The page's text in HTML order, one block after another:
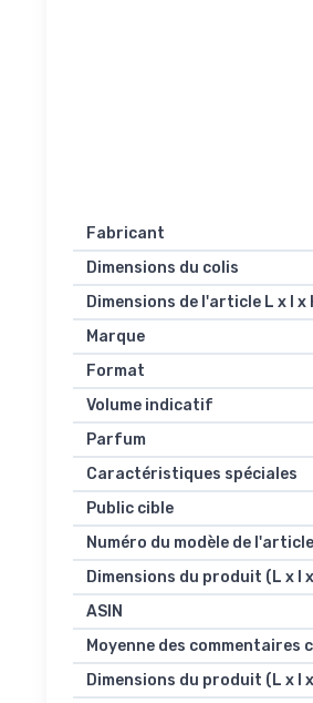
Fabricant
Dimensions du colis
Dimensions de l'article L x l x
Marque
Format
Volume indicatif
Parfum
Caractéristiques spéciales
Public cible
Numéro du modèle de l'article
Dimensions du produit (L x l
ASIN
Moyenne des commentaires
Dimensions du produit (L x l